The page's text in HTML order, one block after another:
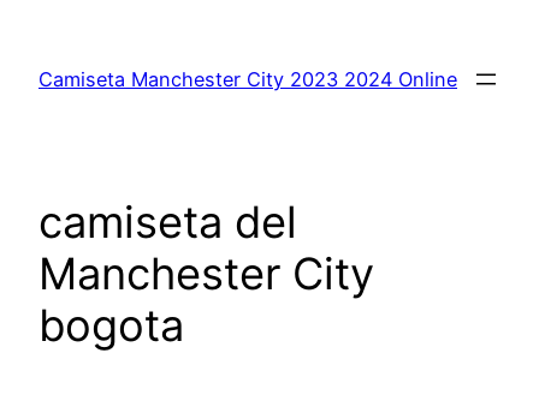
contenido
Camiseta Manchester City 2023 2024 Online
camiseta del
Manchester City
bogota